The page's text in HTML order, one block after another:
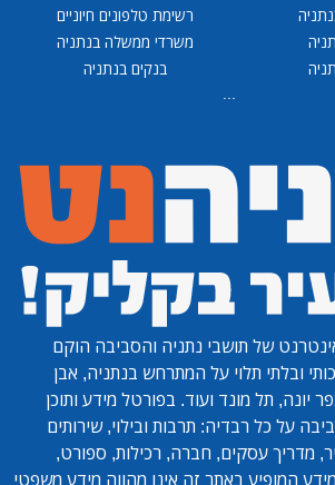
רשימת טלפונים חיוניים
משרדי ממשלה בנתניה
בנקים בנתניה
של תושבי נתניה והסביבה הוקם
ובלתי תלוי על המתרחש בנתניה, אבן
יונה, תל מונד ועוד. בפורטל מידע ותוכן
על כל רבדיה: תרבות ובילוי, שירותים
מדריך עסקים, חברה, רכילות, ספורט,
המופיע באתר זה אינו מהווה מידע משפטי